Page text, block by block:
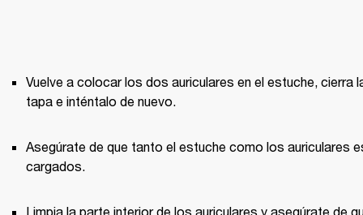
Vuelve a colocar los dos auriculares en el estuche, cierra
tapa e inténtalo de nuevo.
Asegúrate de que tanto el estuche como los auriculares
cargados.
Limpia la parte interior de los auriculares y asegúrate de